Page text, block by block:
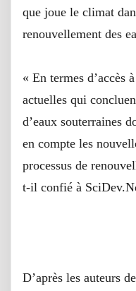
que joue le climat
renouvellement des
« En termes d’accès
actuelles qui
d’eaux souterraines
en compte les
processus de
t-il confié à
D’après les auteurs